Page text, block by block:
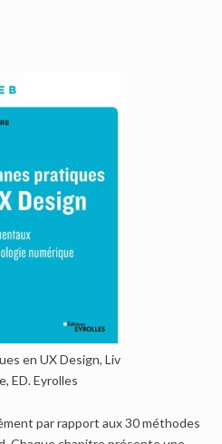
en UX Design, Liv
ED. Eyrolles
par rapport aux 30 méthodes